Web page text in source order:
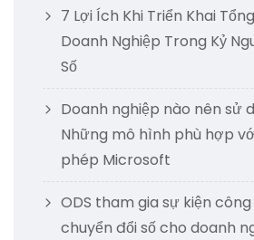
7 Lợi Ích Khi Triển Khai
Doanh Nghiệp Trong Kỷ
Số
Doanh nghiệp nào nên sử
Những mô hình phù hợp
phép Microsoft
ODS tham gia sự kiện
chuyển đổi số cho doanh